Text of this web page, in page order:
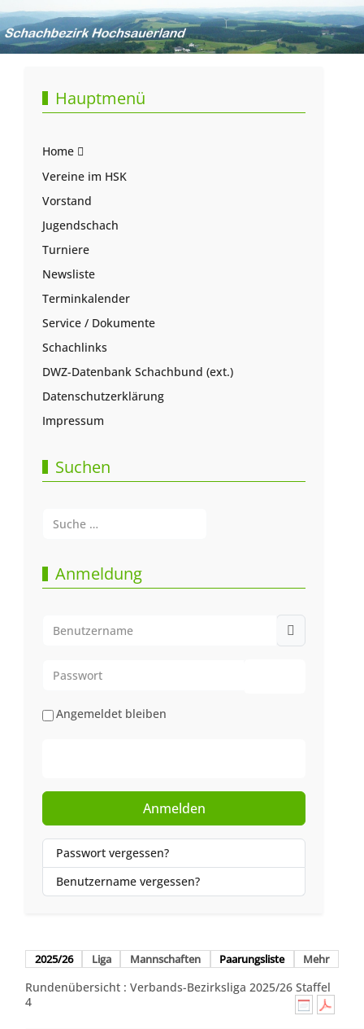
Hauptmenü
Home
Vereine im HSK
Vorstand
Jugendschach
Turniere
Newsliste
Terminkalender
Service / Dokumente
Schachlinks
DWZ-Datenbank Schachbund (ext.)
Datenschutzerklärung
Impressum
Suchen
Anmeldung
Angemeldet bleiben
Anmelden
Passwort vergessen?
Benutzername vergessen?
2025/26 Liga Mannschaften Paarungsliste Mehr
Rundenübersicht : Verbands-Bezirksliga 2025/26 Staffel
4